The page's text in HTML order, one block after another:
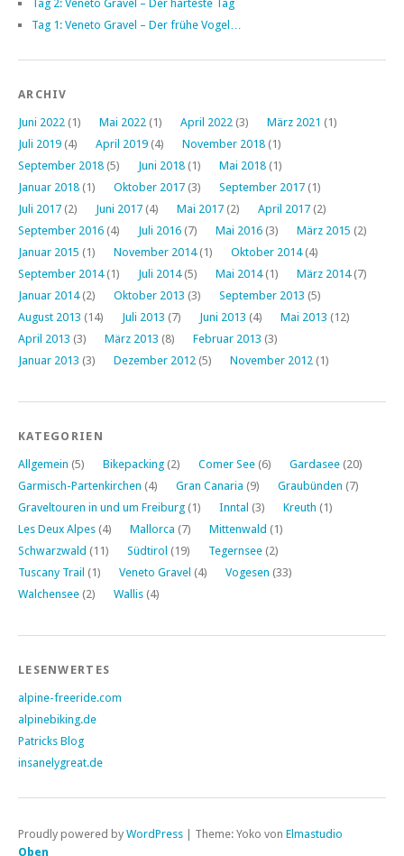
Tag 2: Veneto Gravel – Der härteste Tag
Tag 1: Veneto Gravel – Der frühe Vogel…
ARCHIV
Juni 2022 (1) Mai 2022 (1) April 2022 (3) März 2021 (1)
Juli 2019 (4) April 2019 (4) November 2018 (1)
September 2018 (5) Juni 2018 (1) Mai 2018 (1)
Januar 2018 (1) Oktober 2017 (3) September 2017 (1)
Juli 2017 (2) Juni 2017 (4) Mai 2017 (2) April 2017 (2)
September 2016 (4) Juli 2016 (7) Mai 2016 (3) März 2015 (2)
Januar 2015 (1) November 2014(1) Oktober 2014(4)
September 2014(1) Juli 2014(5) Mai 2014(1) März 2014(7)
Januar 2014(2) Oktober 2013 (3) September 2013 (5)
August 2013 (14) Juli 2013 (7) Juni 2013 (4) Mai 2013 (12)
April 2013 (3) März 2013 (8) Februar 2013 (3)
Januar 2013 (3) Dezember 2012 (5) November 2012 (1)
KATEGORIEN
Allgemein (5) Bikepacking (2) Comer See (6) Gardasee (20)
Garmisch-Partenkirchen (4) Gran Canaria (9) Graubünden (7)
Graveltouren in und um Freiburg (1) Inntal (3) Kreuth (1)
Les Deux Alpes (4) Mallorca (7) Mittenwald (1)
Schwarzwald (11) Südtirol (19) Tegernsee (2)
Tuscany Trail (1) Veneto Gravel (4) Vogesen (33)
Walchensee (2) Wallis (4)
LESENWERTES
alpine-freeride.com
alpinebiking.de
Patricks Blog
insanelygreat.de
Proudly powered by WordPress Theme: Yoko von Elmastudio
Oben